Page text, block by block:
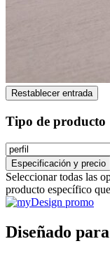
Restablecer entrada
Tipo de producto
Especificación y precio
Seleccionar todas las
producto específico
Diseñado